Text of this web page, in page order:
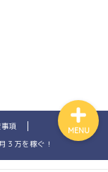
項
万を稼ぐ！
MENU